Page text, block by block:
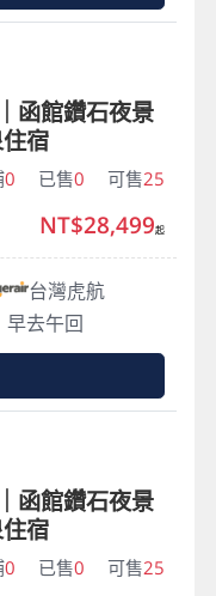
函館鑽石夜景
宿
0 已售0 可售25
台灣虎航
早去午回
NT$28,499起
函館鑽石夜景
宿
0 已售0 可售25